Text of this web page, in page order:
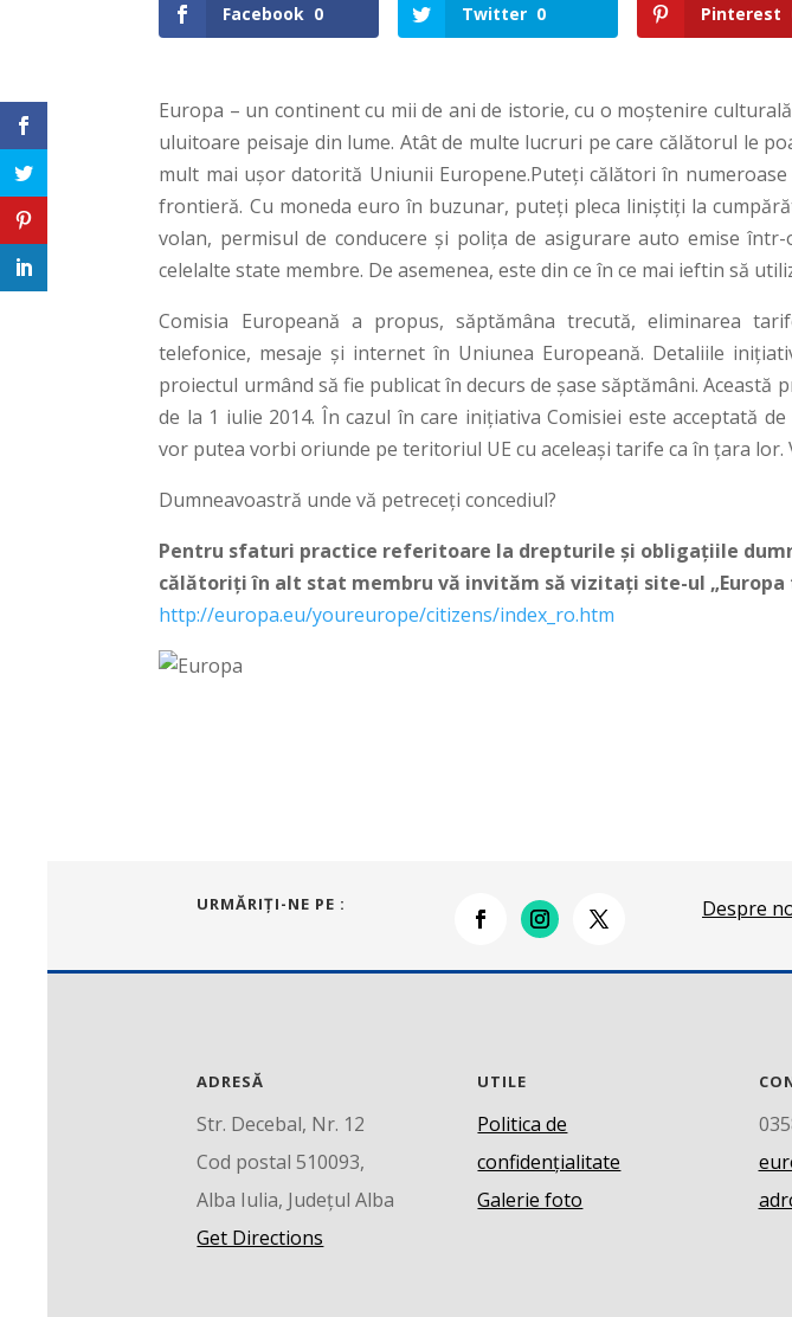
Facebook 0 Twitter 0 Pinterest
Europa – un continent cu mii de ani de istorie, cu o moştenire
uluitoare peisaje din lume. Atât de multe lucruri pe care călătorul le
mult mai uşor datorită Uniunii Europene.Puteţi călători în
frontieră. Cu moneda euro în buzunar, puteţi pleca liniştiţi la
volan, permisul de conducere şi poliţa de asigurare auto emise
celelalte state membre. De asemenea, este din ce în ce mai ieftin să
Comisia Europeană a propus, săptămâna trecută, eliminarea
telefonice, mesaje şi internet în Uniunea Europeană. Detaliile
proiectul urmând să fie publicat în decurs de şase săptămâni.
de la 1 iulie 2014. În cazul în care iniţiativa Comisiei este acceptată
vor putea vorbi oriunde pe teritoriul UE cu aceleaşi tarife ca în ţara lor.
Dumneavoastră unde vă petreceţi concediul?
Pentru sfaturi practice referitoare la drepturile şi obligaţiile
călătoriţi în alt stat membru vă invităm să vizitaţi site-ul „Europa
http://europa.eu/youreurope/citizens/index_ro.htm
URMĂRIŢI-NE PE : Despre
ADRESĂ
Str. Decebal, Nr. 12
Cod postal 510093,
Alba Iulia, Județul Alba
Get Directions
UTILE
Politica de
confidențialitate
Galerie foto